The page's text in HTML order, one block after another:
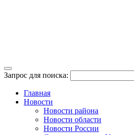
Запрос для поиска:
Главная
Новости
Новости района
Новости области
Новости России